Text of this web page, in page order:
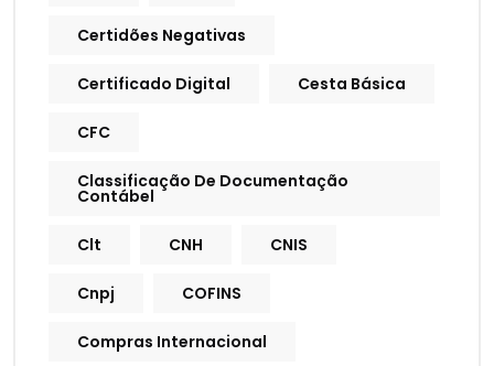
Certidões Negativas
Certificado Digital Cesta Básica
CFC
Classificação De Documentação
Contábel
Clt CNH CNIS
Cnpj COFINS
Compras Internacional